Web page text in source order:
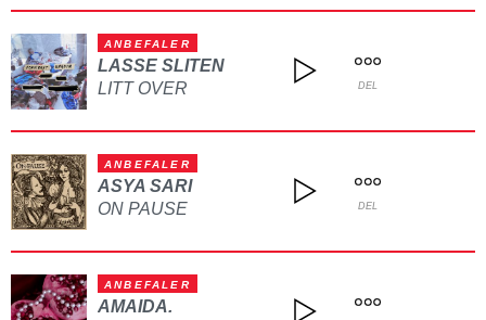
ANBEFALER
LASSE SLITEN
LITT OVER
DEL
ANBEFALER
ASYA SARI
ON PAUSE
DEL
ANBEFALER
AMAIDA.